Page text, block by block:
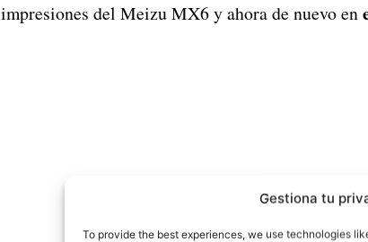
Gestiona tu
To provide the best experiences, we use technologies
impresiones del Meizu MX6 y ahora de nuevo en